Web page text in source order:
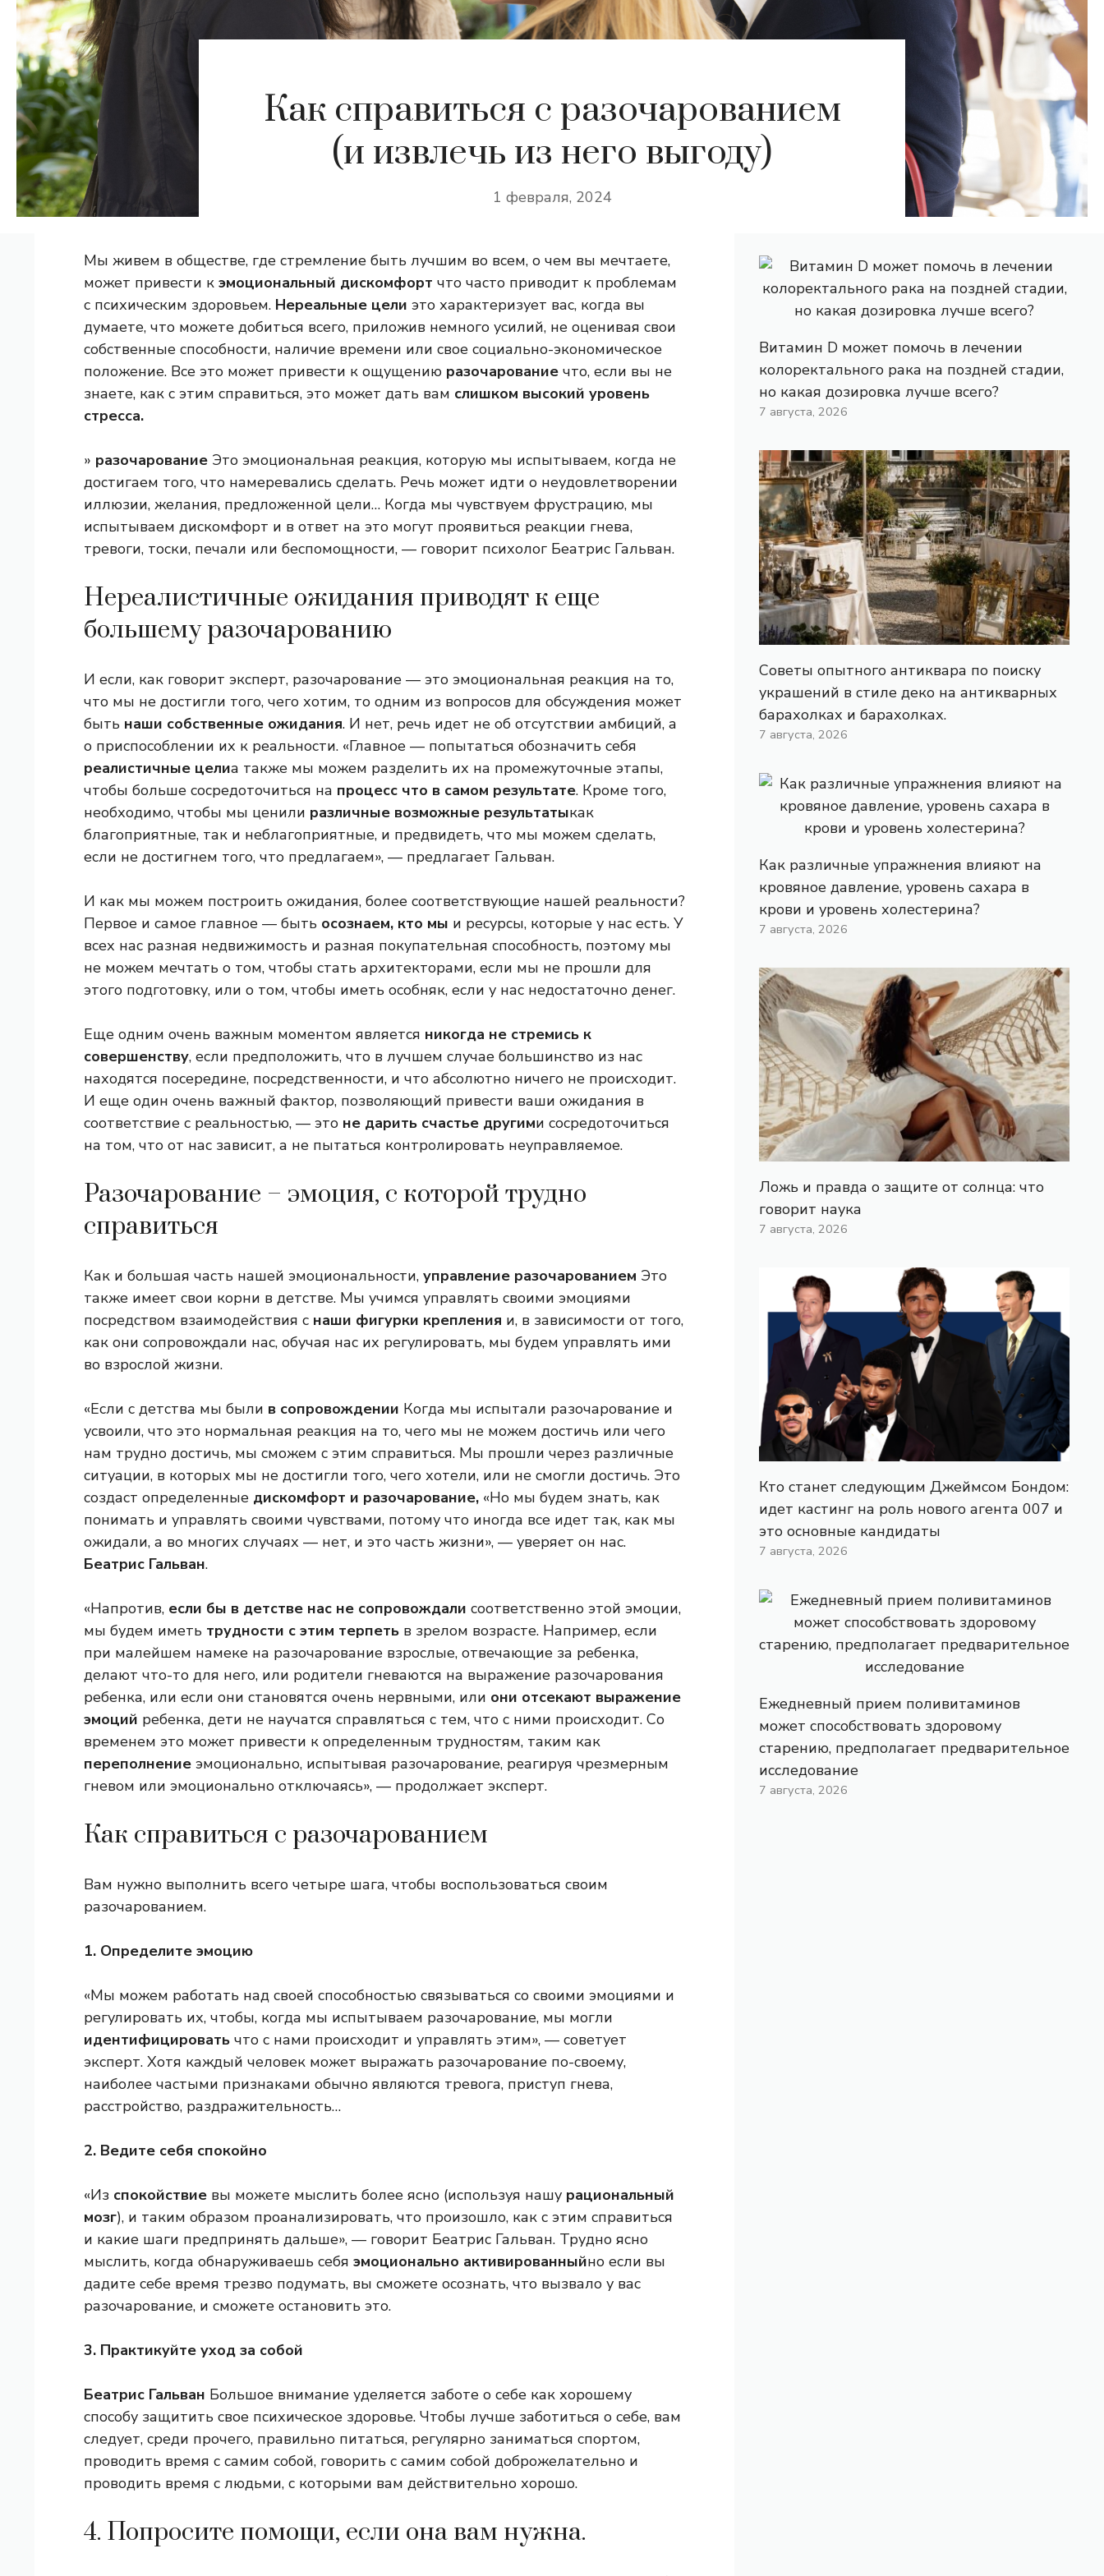
Как справиться с разочарованием
(и извлечь из него выгоду)
1 февраля, 2024
Мы живем в обществе, где стремление быть лучшим во всем, о чем вы мечтаете,
может привести к эмоциональный дискомфорт что часто приводит к проблемам
с психическим здоровьем. Нереальные цели это характеризует вас, когда вы
думаете, что можете добиться всего, приложив немного усилий, не оценивая свои
собственные способности, наличие времени или свое социально-экономическое
положение. Все это может привести к ощущению разочарование что, если вы не
знаете, как с этим справиться, это может дать вам слишком высокий уровень
стресса.
» разочарование Это эмоциональная реакция, которую мы испытываем, когда не
достигаем того, что намеревались сделать. Речь может идти о неудовлетворении
иллюзии, желания, предложенной цели… Когда мы чувствуем фрустрацию, мы
испытываем дискомфорт и в ответ на это могут проявиться реакции гнева,
тревоги, тоски, печали или беспомощности, — говорит психолог Беатрис Гальван.
Нереалистичные ожидания приводят к еще
большему разочарованию
И если, как говорит эксперт, разочарование — это эмоциональная реакция на то,
что мы не достигли того, чего хотим, то одним из вопросов для обсуждения может
быть наши собственные ожидания. И нет, речь идет не об отсутствии амбиций, а
о приспособлении их к реальности. «Главное — попытаться обозначить себя
реалистичные целиа также мы можем разделить их на промежуточные этапы,
чтобы больше сосредоточиться на процесс что в самом результате. Кроме того,
необходимо, чтобы мы ценили различные возможные результатыкак
благоприятные, так и неблагоприятные, и предвидеть, что мы можем сделать,
если не достигнем того, что предлагаем», — предлагает Гальван.
И как мы можем построить ожидания, более соответствующие нашей реальности?
Первое и самое главное — быть осознаем, кто мы и ресурсы, которые у нас есть. У
всех нас разная недвижимость и разная покупательная способность, поэтому мы
не можем мечтать о том, чтобы стать архитекторами, если мы не прошли для
этого подготовку, или о том, чтобы иметь особняк, если у нас недостаточно денег.
Еще одним очень важным моментом является никогда не стремись к
совершенству, если предположить, что в лучшем случае большинство из нас
находятся посередине, посредственности, и что абсолютно ничего не происходит.
И еще один очень важный фактор, позволяющий привести ваши ожидания в
соответствие с реальностью, — это не дарить счастье другими сосредоточиться
на том, что от нас зависит, а не пытаться контролировать неуправляемое.
Разочарование – эмоция, с которой трудно
справиться
Как и большая часть нашей эмоциональности, управление разочарованием Это
также имеет свои корни в детстве. Мы учимся управлять своими эмоциями
посредством взаимодействия с наши фигурки крепления и, в зависимости от того,
как они сопровождали нас, обучая нас их регулировать, мы будем управлять ими
во взрослой жизни.
«Если с детства мы были в сопровождении Когда мы испытали разочарование и
усвоили, что это нормальная реакция на то, чего мы не можем достичь или чего
нам трудно достичь, мы сможем с этим справиться. Мы прошли через различные
ситуации, в которых мы не достигли того, чего хотели, или не смогли достичь. Это
создаст определенные дискомфорт и разочарование, «Но мы будем знать, как
понимать и управлять своими чувствами, потому что иногда все идет так, как мы
ожидали, а во многих случаях — нет, и это часть жизни», — уверяет он нас.
Беатрис Гальван.
«Напротив, если бы в детстве нас не сопровождали соответственно этой эмоции,
мы будем иметь трудности с этим терпеть в зрелом возрасте. Например, если
при малейшем намеке на разочарование взрослые, отвечающие за ребенка,
делают что-то для него, или родители гневаются на выражение разочарования
ребенка, или если они становятся очень нервными, или они отсекают выражение
эмоций ребенка, дети не научатся справляться с тем, что с ними происходит. Со
временем это может привести к определенным трудностям, таким как
переполнение эмоционально, испытывая разочарование, реагируя чрезмерным
гневом или эмоционально отключаясь», — продолжает эксперт.
Как справиться с разочарованием
Вам нужно выполнить всего четыре шага, чтобы воспользоваться своим
разочарованием.
1. Определите эмоцию
«Мы можем работать над своей способностью связываться со своими эмоциями и
регулировать их, чтобы, когда мы испытываем разочарование, мы могли
идентифицировать что с нами происходит и управлять этим», — советует
эксперт. Хотя каждый человек может выражать разочарование по-своему,
наиболее частыми признаками обычно являются тревога, приступ гнева,
расстройство, раздражительность…
2. Ведите себя спокойно
«Из спокойствие вы можете мыслить более ясно (используя нашу рациональный
мозг), и таким образом проанализировать, что произошло, как с этим справиться
и какие шаги предпринять дальше», — говорит Беатрис Гальван. Трудно ясно
мыслить, когда обнаруживаешь себя эмоционально активированныйно если вы
дадите себе время трезво подумать, вы сможете осознать, что вызвало у вас
разочарование, и сможете остановить это.
3. Практикуйте уход за собой
Беатрис Гальван Большое внимание уделяется заботе о себе как хорошему
способу защитить свое психическое здоровье. Чтобы лучше заботиться о себе, вам
следует, среди прочего, правильно питаться, регулярно заниматься спортом,
проводить время с самим собой, говорить с самим собой доброжелательно и
проводить время с людьми, с которыми вам действительно хорошо.
4. Попросите помощи, если она вам нужна.
Витамин D может помочь в лечении
колоректального рака на поздней стадии,
но какая дозировка лучше всего?
7 августа, 2026
Советы опытного антиквара по поиску
украшений в стиле деко на антикварных
барахолках и барахолках.
7 августа, 2026
Как различные упражнения влияют на
кровяное давление, уровень сахара в
крови и уровень холестерина?
7 августа, 2026
Ложь и правда о защите от солнца: что
говорит наука
7 августа, 2026
Кто станет следующим Джеймсом Бондом:
идет кастинг на роль нового агента 007 и
это основные кандидаты
7 августа, 2026
Ежедневный прием поливитаминов
может способствовать здоровому
старению, предполагает предварительное
исследование
7 августа, 2026